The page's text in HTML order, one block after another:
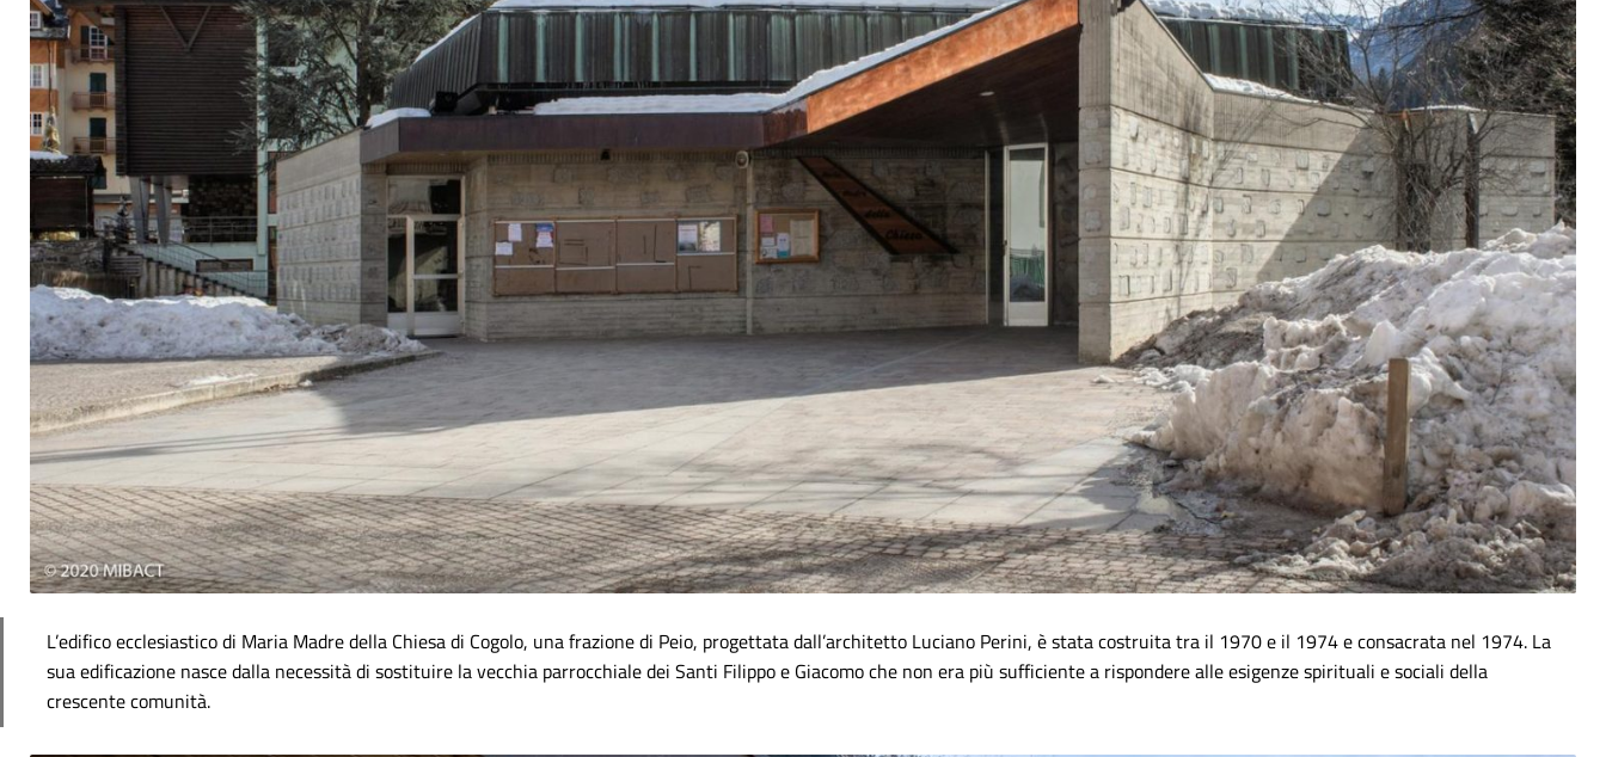
L’edifico ecclesiastico di Maria Madre della Chiesa di Cogolo, una frazione di Peio, progettata dall’architetto Luciano Perini, è stata costruita tra il 1970 e il 1974 e consacrata nel 1974. La
sua edificazione nasce dalla necessità di sostituire la vecchia parrocchiale dei Santi Filippo e Giacomo che non era più sufficiente a rispondere alle esigenze spirituali e sociali della
crescente comunità.